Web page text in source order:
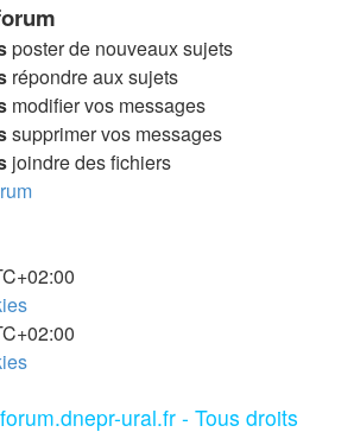
poster de nouveaux sujets
répondre aux sujets
modifier vos messages
supprimer vos messages
joindre des fichiers
ural.fr - Tous droits